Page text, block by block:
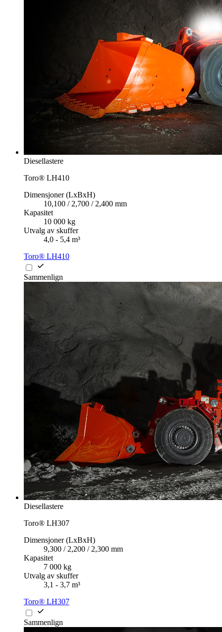
Diesellastere
Toro® LH410
Dimensjoner (LxBxH)
10,100 / 2,700 / 2,400 mm
Kapasitet
10 000 kg
Utvalg av skuffer
4,0 - 5,4 m³
Toro® LH410
Sammenlign
Diesellastere
Toro® LH307
Dimensjoner (LxBxH)
9,300 / 2,200 / 2,300 mm
Kapasitet
7 000 kg
Utvalg av skuffer
3,1 - 3,7 m³
Toro® LH307
Sammenlign